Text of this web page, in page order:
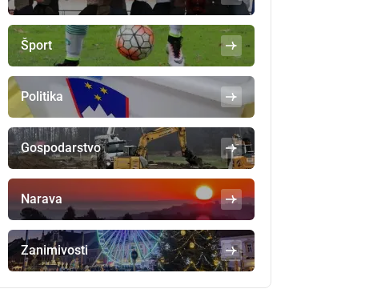
Šport
Politika
Gospodarstvo
Narava
Zanimivosti